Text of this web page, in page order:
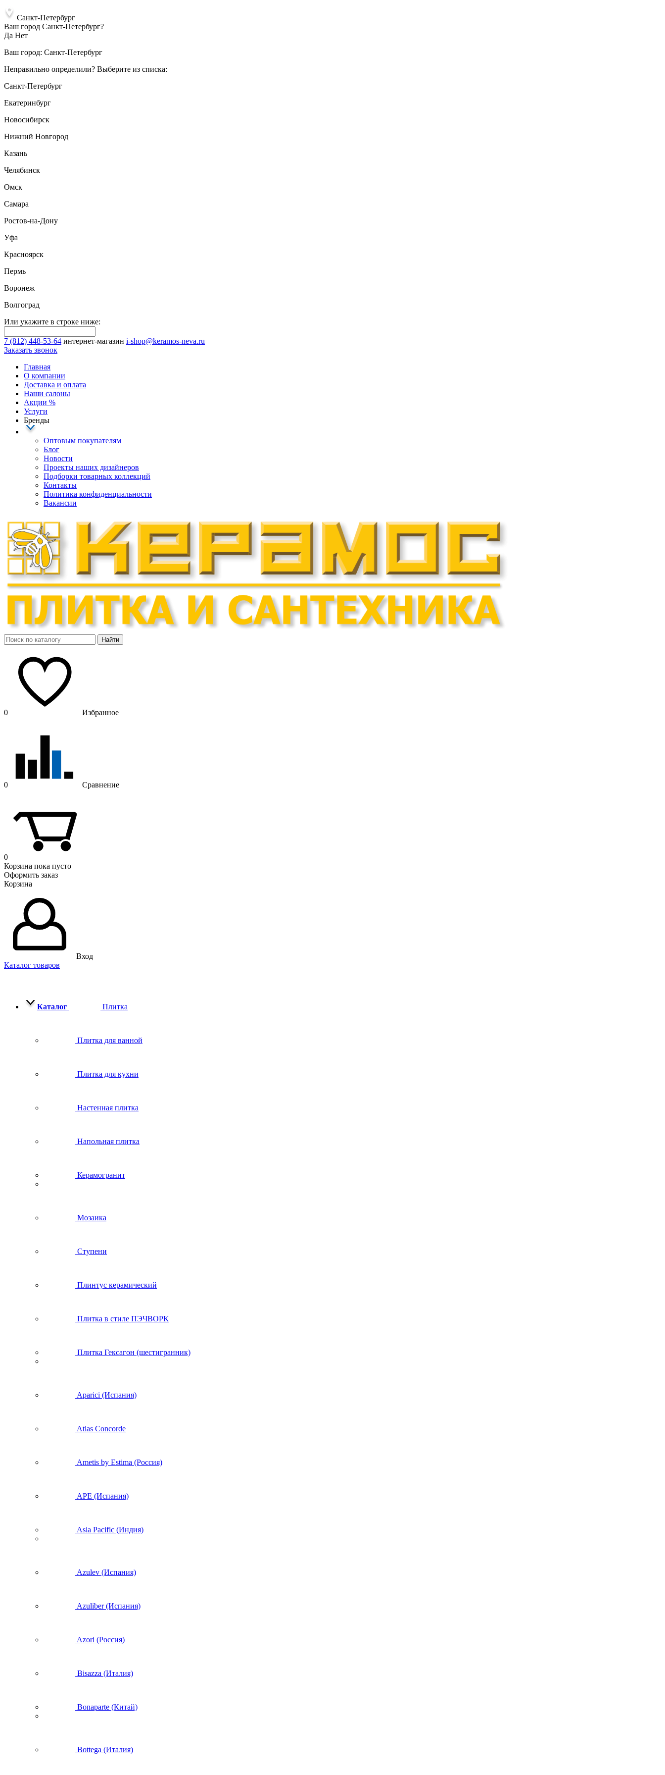
Санкт-Петербург
Ваш город Санкт-Петербург?
Да Нет
Ваш город: Санкт-Петербург
Неправильно определили? Выберите из списка:
Санкт-Петербург
Екатеринбург
Новосибирск
Нижний Новгород
Казань
Челябинск
Омск
Самара
Ростов-на-Дону
Уфа
Красноярск
Пермь
Воронеж
Волгоград
Или укажите в строке ниже:
7 (812) 448-53-64 интернет-магазин i-shop@keramos-neva.ru
Заказать звонок
Главная
О компании
Доставка и оплата
Наши cалоны
Акции %
Услуги
Бренды
Оптовым покупателям
Блог
Новости
Проекты наших дизайнеров
Подборки товарных коллекций
Контакты
Политика конфиденциальности
Вакансии
Найти
0 Избранное
0 Сравнение
0
Корзина пока пусто
Оформить заказ
Корзина
Вход
Каталог товаров
Каталог Плитка
Плитка для ванной
Плитка для кухни
Настенная плитка
Напольная плитка
Керамогранит
Мозаика
Ступени
Плинтус керамический
Плитка в стиле ПЭЧВОРК
Плитка Гексагон (шестигранник)
Aparici (Испания)
Atlas Concorde
Ametis by Estima (Россия)
APE (Испания)
Asia Pacific (Индия)
Azulev (Испания)
Azuliber (Испания)
Azori (Россия)
Bisazza (Италия)
Bonaparte (Китай)
Bottega (Италия)